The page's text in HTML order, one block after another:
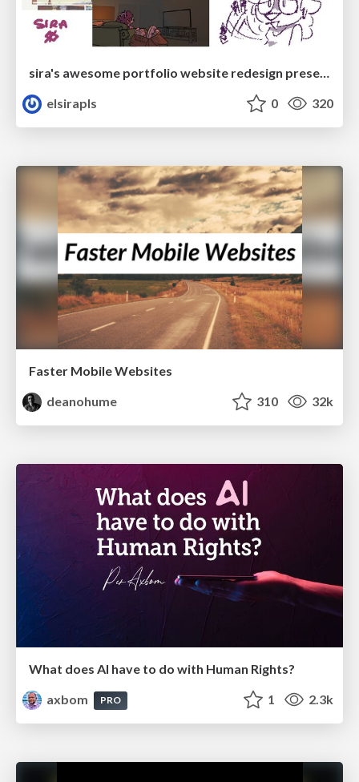
elsirapls
0 320
Faster Mobile Websites
deanohume
310 32k
What does AI have to do with Human Rights?
axbom
PRO 1 2.3k